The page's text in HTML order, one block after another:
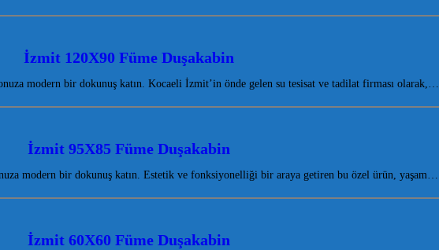
İzmit 120X90 Füme Duşakabin
modern bir dokunuş katın. Kocaeli İzmit’in önde gelen su tesisat ve tadilat firması olarak,…
İzmit 95X85 Füme Duşakabin
modern bir dokunuş katın. Estetik ve fonksiyonelliği bir araya getiren bu özel ürün, yaşam…
İzmit 60X60 Füme Duşakabin